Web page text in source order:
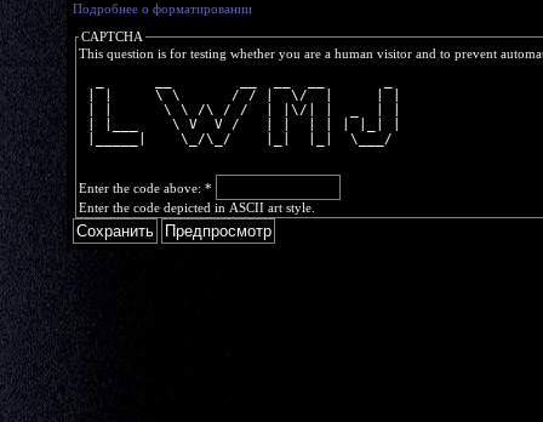
Подробнее о форматировании
CAPTCHA
This question is for testing whether you are a human visitor and to prevent
| |     \ \      / / |  \/  |     | |
| |      \ \ /\ / /  | |\/| |  _  | |
| |___    \ V  V /   | |  | | | |_| |
|_____|    \_/\_/    |_|  |_|  \___/
Enter the code above: *
Enter the code depicted in ASCII art style.